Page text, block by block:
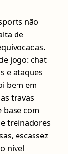
não
de
jogo: chat
e ataques
bem em
travas
base com
treinadores
escassez
nível